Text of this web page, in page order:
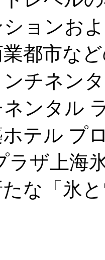
ョンお
都市な
チネン
ンタル
テル プ
ラザ上海
な「氷